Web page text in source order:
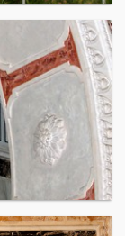
مقر مجلس
مجموعة